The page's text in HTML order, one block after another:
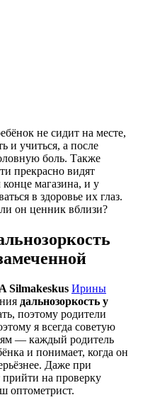
не сидит на месте,
и учиться, а после
боль. Также
прекрасно видят
магазина, и у
в здоровье их глаз.
он ценник вблизи?
Silmakeskus Ирины
дальнозоркость у
поэтому родители
я всегда советую
— каждый родитель
и понимает, когда он
Даже при
на проверку
оптометрист.